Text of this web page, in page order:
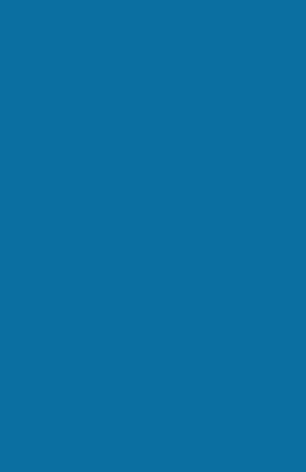
Рассмотрим основные
гармоничный
Естественное освещение
использование дневного
биофильного интерьера.
стеклянные перегородки
доступ естественного
циркадные ритмы